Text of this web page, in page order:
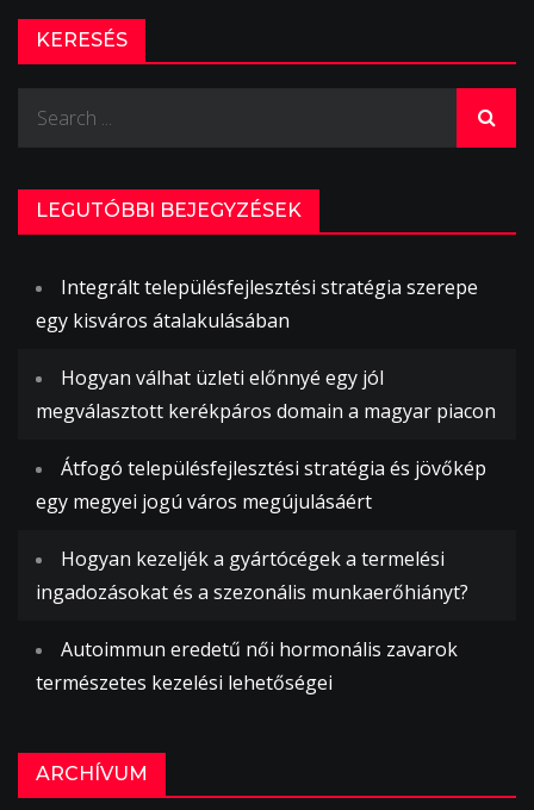
KERESÉS
LEGUTÓBBI BEJEGYZÉSEK
Integrált településfejlesztési stratégia szerepe
egy kisváros átalakulásában
Hogyan válhat üzleti előnnyé egy jól
megválasztott kerékpáros domain a magyar piacon
Átfogó településfejlesztési stratégia és jövőkép
egy megyei jogú város megújulásáért
Hogyan kezeljék a gyártócégek a termelési
ingadozásokat és a szezonális munkaerőhiányt?
Autoimmun eredetű női hormonális zavarok
természetes kezelési lehetőségei
ARCHÍVUM